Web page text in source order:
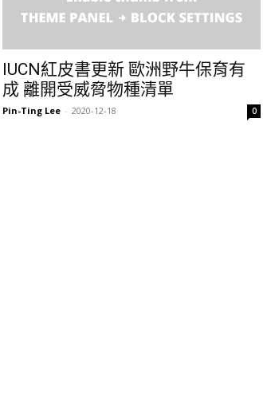
IUCN紅皮書更新 歐洲野牛保育有
成 離開受威脅物種清單
Pin-Ting Lee - 2020-12-18 0